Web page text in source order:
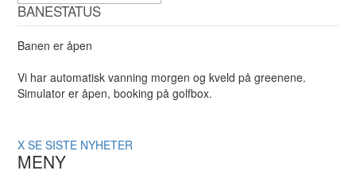
BANESTATUS
Banen er åpen
Vi har automatisk vanning morgen og kveld på greenene.
Simulator er åpen, booking på golfbox.
X SE SISTE NYHETER
MENY